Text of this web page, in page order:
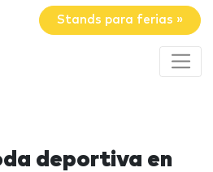
Stands para ferias »
deportiva en